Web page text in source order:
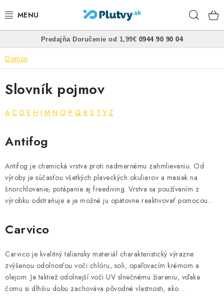
na
PLÁVANIE
ŠNORCHLOVANIE
FREEDIVING
POTÁPANIE
OBLEČENIE
OBUV
VŠETKO PRE DETI
HRAČKY DO VODY
PODVODNÉ SKÚTRE
Predajňa• Doručenie od 1,99€• 0944 90 90 04
Domov
Slovník pojmov
A C D E H I M N O P Q R S T Y Z
V
ý
p
i
s
s
o
v
n
í
k
Antifog
Antifog je chemická vrstva proti nadmernému zahmlievaniu. Od
výroby je súčasťou všetkých plaveckých okuliarov a masiek na
šnorchlovanie, potápanie aj freediving. Vrstva sa používaním z
výrobku odstraňuje a je možné ju opätovne reaktivovať pomocou…
Carvico
Carvico je kvalitný taliansky materiál charakteristický výrazne
zvýšenou odolnosťou voči chlóru, soli, opaľovacím krémom a
olejom. Je taktiež odolnejší voči UV slnečnému žiareniu, vďaka
čomu si dlhšiu dobu zachováva pôvodné vlastnosti, ako…